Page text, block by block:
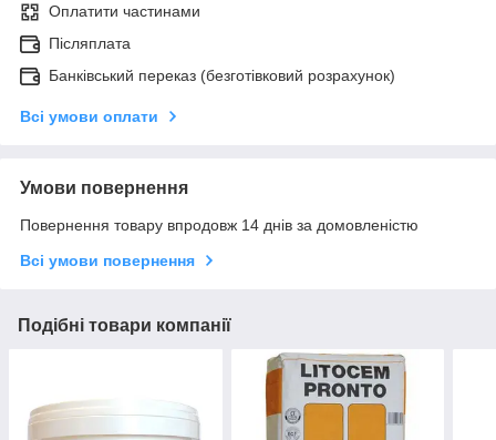
Оплатити частинами
Післяплата
Банківський переказ (безготівковий розрахунок)
Всі умови оплати
Умови повернення
Повернення товару впродовж 14 днів за домовленістю
Всі умови повернення
Подібні товари компанії